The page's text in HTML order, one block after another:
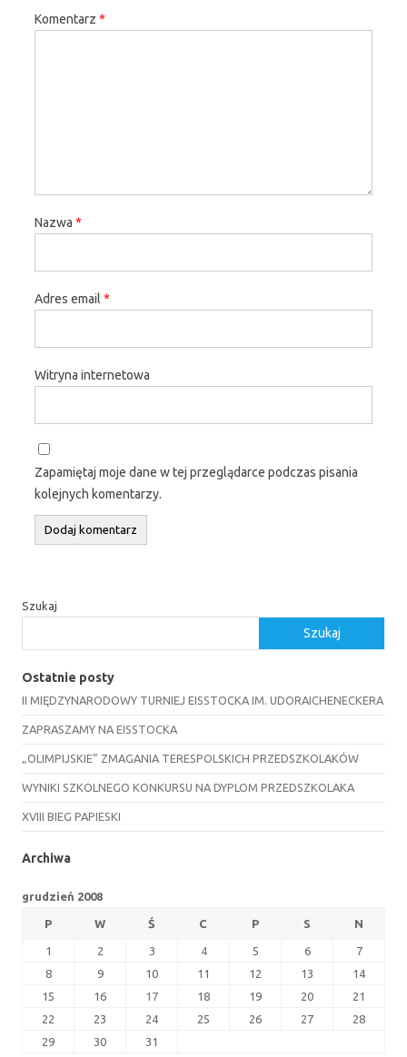
Komentarz *
Nazwa *
Adres email *
Witryna internetowa
Zapamiętaj moje dane w tej przeglądarce podczas pisania
kolejnych komentarzy.
Szukaj
Szukaj
Ostatnie posty
II MIĘDZYNARODOWY TURNIEJ EISSTOCKA IM. UDORAICHENECKERA
ZAPRASZAMY NA EISSTOCKA
„OLIMPIJSKIE” ZMAGANIA TERESPOLSKICH PRZEDSZKOLAKÓW
WYNIKI SZKOLNEGO KONKURSU NA DYPLOM PRZEDSZKOLAKA
XVIII BIEG PAPIESKI
Archiwa
grudzień 2008
P W Ś C P S N
1 2 3 4 5 6
7
8
9 10 11 12 13
14
15
16 17 18 19 20
21
22
23 24 25 26 27
28
29
30 31